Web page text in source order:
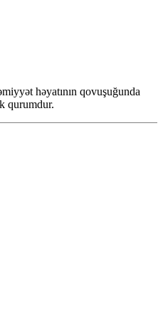
həyatının qovuşuğunda
qurumdur.